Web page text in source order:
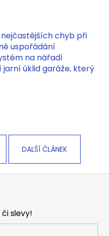
chyb při
uspořádání
na nářadí
úklid garáže, který
DALŠÍ ČLÁNEK
slevy!